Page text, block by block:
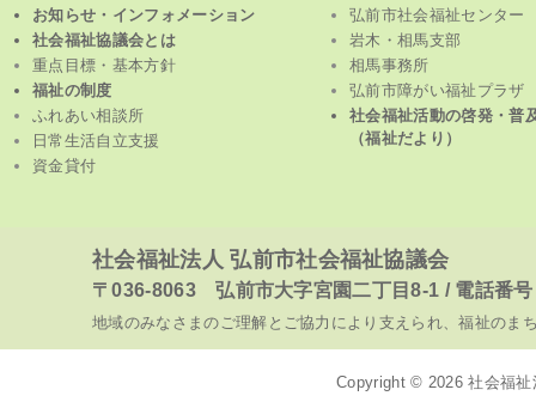
お知らせ・インフォメーション
社会福祉協議会とは
重点目標・基本方針
福祉の制度
ふれあい相談所
日常生活自立支援
資金貸付
弘前市社会福祉センター
岩木・相馬支部
相馬事務所
弘前市障がい福祉プラザ
社会福祉活動の啓発・普
（福祉だより）
社会福祉法人 弘前市社会福祉協議会
〒036-8063 弘前市大字宮園二丁目8-1 / 電話番
地域のみなさまのご理解とご協力により支えられ、福祉のま
Copyright © 2026社会福